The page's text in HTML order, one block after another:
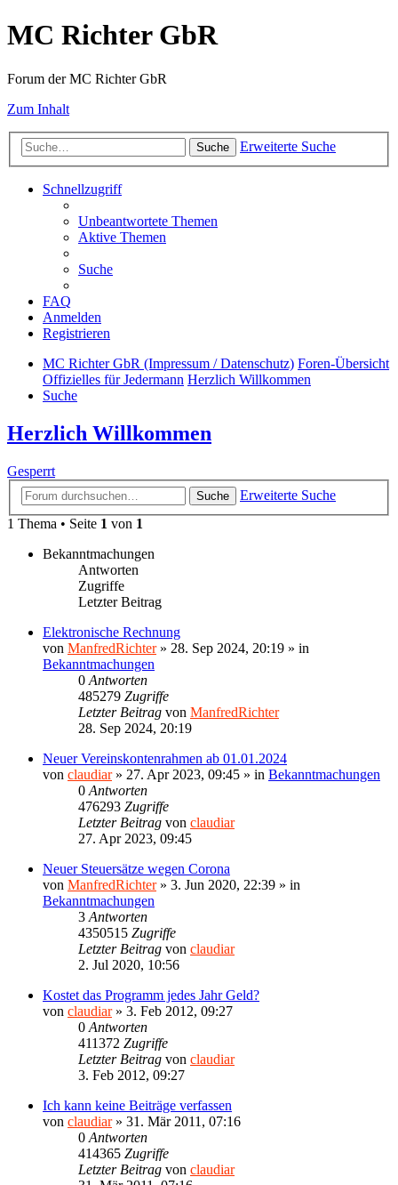
MC Richter GbR
Forum der MC Richter GbR
Zum Inhalt
Suche Erweiterte Suche
Schnellzugriff
Unbeantwortete Themen
Aktive Themen
Suche
FAQ
Anmelden
Registrieren
MC Richter GbR (Impressum / Datenschutz) Foren-Übersicht
Offizielles für Jedermann Herzlich Willkommen
Suche
Herzlich Willkommen
Gesperrt
Suche
Erweiterte Suche
1 Thema • Seite 1 von 1
Bekanntmachungen
Antworten
Zugriffe
Letzter Beitrag
Elektronische Rechnung
von ManfredRichter» 28. Sep 2024, 20:19 » in
Bekanntmachungen
0 Antworten
485279 Zugriffe
Letzter Beitrag von ManfredRichter
28. Sep 2024, 20:19
Neuer Vereinskontenrahmen ab 01.01.2024
von claudiar» 27. Apr 2023, 09:45 » in Bekanntmachungen
0 Antworten
476293 Zugriffe
Letzter Beitrag von claudiar
27. Apr 2023, 09:45
Neuer Steuersätze wegen Corona
von ManfredRichter» 3. Jun 2020, 22:39 » in
Bekanntmachungen
3 Antworten
4350515 Zugriffe
Letzter Beitrag von claudiar
2. Jul 2020, 10:56
Kostet das Programm jedes Jahr Geld?
von claudiar» 3. Feb 2012, 09:27
0 Antworten
411372 Zugriffe
Letzter Beitrag von claudiar
3. Feb 2012, 09:27
Ich kann keine Beiträge verfassen
von claudiar» 31. Mär 2011, 07:16
0 Antworten
414365 Zugriffe
Letzter Beitrag von claudiar